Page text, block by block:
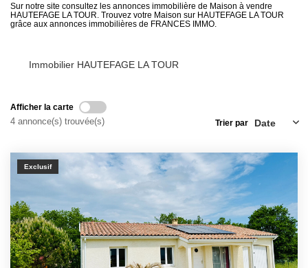
CONTACT
Sur notre site consultez les annonces immobilière de Maison à vendre
HAUTEFAGE LA TOUR. Trouvez votre Maison sur HAUTEFAGE LA TOUR
grâce aux annonces immobilières de FRANCES IMMO.
Immobilier HAUTEFAGE LA TOUR
Afficher la carte
4 annonce(s) trouvée(s) Trier par
Exclusif